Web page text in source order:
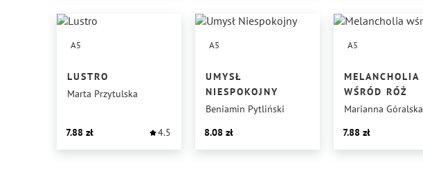
A5
LUSTRO
Marta Przytulska
7.88 4.5
A5
UMYSŁ
NIESPOKOJNY
Beniamin Pytliński
8.08
A5
MELANCHOLIA
WŚRÓD RÓŻ
Marianna Góralska
7.88